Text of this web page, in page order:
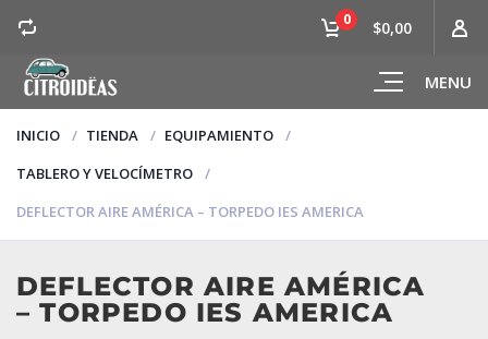
MENU
0 $0,00
INICIO TIENDA
EQUIPAMIENTO
TABLERO Y VELOCÍMETRO
DEFLECTOR AIRE AMÉRICA – TORPEDO IES AMERICA
DEFLECTOR AIRE AMÉRICA
– TORPEDO IES AMERICA